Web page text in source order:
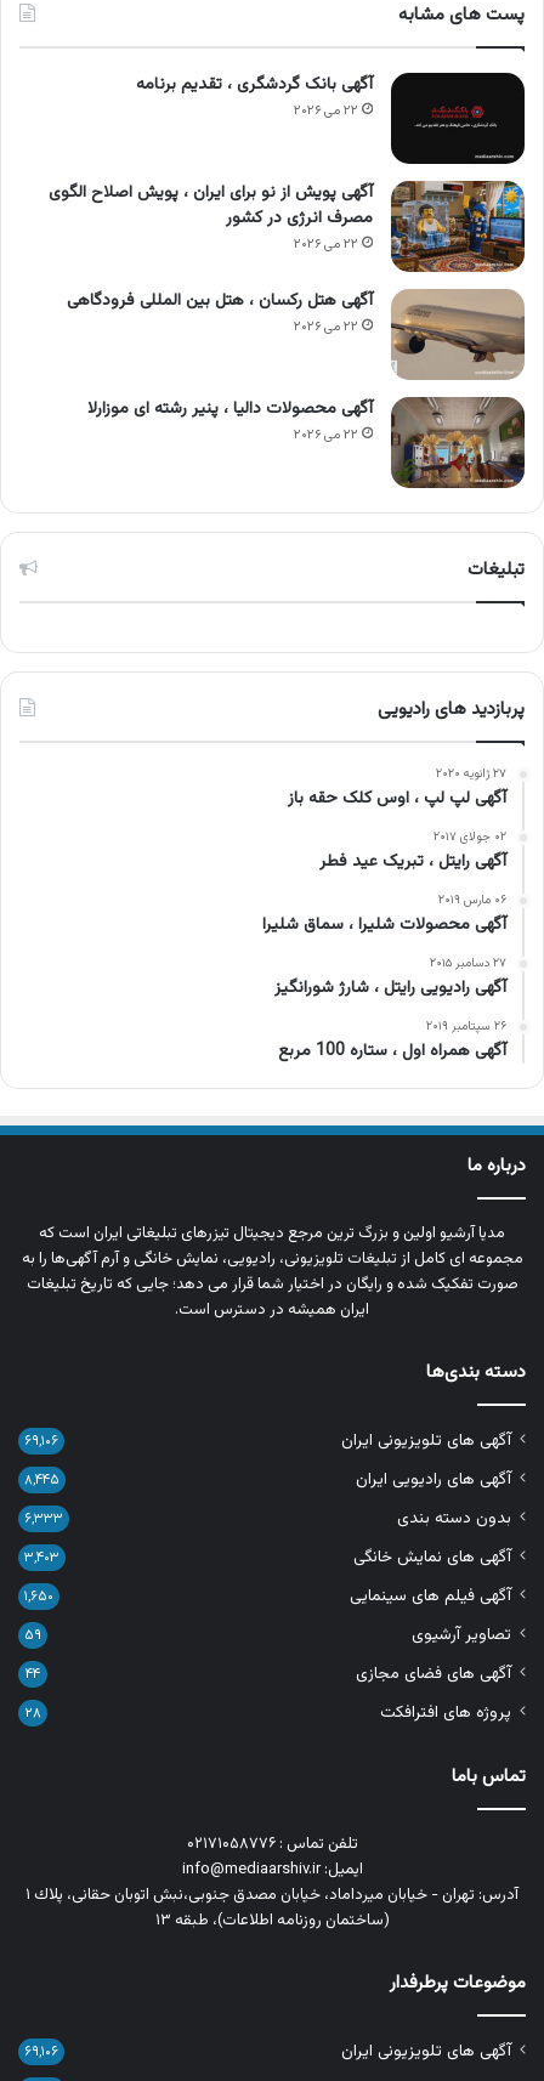
پست های مشابه
آگهی بانک گردشگری ، تقدیم برنامه
۲۲ می ۲۰۲۶
آگهی پویش از نو برای ایران ، پویش اصلاح الگوی
مصرف انرژی در کشور
۲۲ می ۲۰۲۶
آگهی هتل رکسان ، هتل بین المللی فرودگاهی
۲۲ می ۲۰۲۶
آگهی محصولات دالیا ، پنیر رشته ای موزارلا
۲۲ می ۲۰۲۶
تبلیغات
پربازدید های رادیویی
۲۷ ژانویه ۲۰۲۰
آگهی لپ لپ ، اوس کلک حقه باز
۰۲ جولای ۲۰۱۷
آگهی رایتل ، تبریک عید فطر
۰۶ مارس ۲۰۱۹
آگهی محصولات شلیرا ، سماق شلیرا
۲۷ دسامبر ۲۰۱۵
آگهی رادیویی رایتل ، شارژ شورانگیز
۲۶ سپتامبر ۲۰۱۹
آگهی همراه اول ، ستاره 100 مربع
درباره ما
مدیا آرشیو اولین و بزرگ‌ ترین مرجع دیجیتال تیزرهای تبلیغاتی ایران است که
مجموعه‌ ای کامل از تبلیغات تلویزیونی، رادیویی، نمایش خانگی و آرم‌ آگهی‌ها را به‌
صورت تفکیک‌ شده و رایگان در اختیار شما قرار می‌ دهد؛ جایی که تاریخ تبلیغات
ایران همیشه در دسترس است.
دسته بندی‌ها
آگهی های تلویزیونی ایران ۶۹,۱۰۶
آگهی های رادیویی ایران ۸,۴۴۵
بدون دسته بندی ۶,۳۳۳
آگهی های نمایش خانگی ۳,۴۰۳
آگهی فیلم های سینمایی ۱,۶۵۰
تصاویر آرشیوی ۵۹
آگهی های فضای مجازی ۴۴
پروژه های افترافکت ۲۸
تماس باما
تلفن تماس : ۰۲۱۷۱۰۵۸۷۷۶
ایمیل: info@mediaarshiv.ir
آدرس: تهران - خیابان میرداماد، خیابان مصدق جنوبی،نبش اتوبان حقانی، پلاك ١
(ساختمان روزنامه اطلاعات)، طبقه ۱۳
موضوعات پرطرفدار
آگهی های تلویزیونی ایران ۶۹,۱۰۶